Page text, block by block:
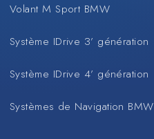
Volant M Sport BMW
Système IDrive 3’ génération
Système IDrive 4’ génération
Systèmes de Navigation BMW